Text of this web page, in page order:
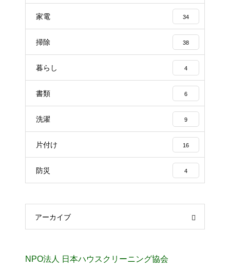
家電 34
掃除 38
暮らし 4
書類 6
洗濯 9
片付け 16
防災 4
アーカイブ
NPO法人 日本ハウスクリーニング協会